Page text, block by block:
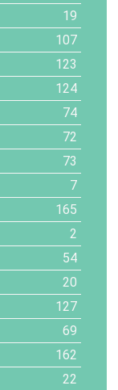
19
107
123
124
74
72
73
7
165
2
54
20
127
69
162
22